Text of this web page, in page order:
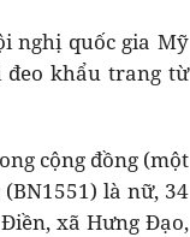
nghị quốc gia Mỹ
đeo khẩu trang từ
cộng đồng (một
là nữ, 34
xã Hưng Đạo,